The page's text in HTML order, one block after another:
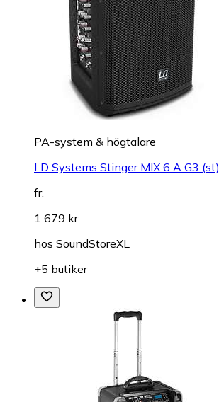
PA-system & högtalare
LD Systems Stinger MIX 6 A G3 (st)
fr.
1 679 kr
hos SoundStoreXL
+5 butiker